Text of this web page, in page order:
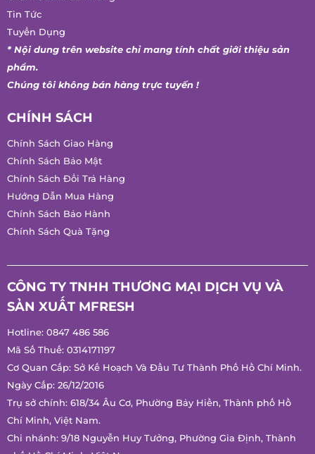
Tin Tức
Tuyển Dụng
* Nội dung trên website chỉ mang tính chất giới thiệu sản
phẩm.
Chúng tôi không bán hàng trực tuyến !
CHÍNH SÁCH
Chính Sách Giao Hàng
Chính Sách Bảo Mật
Chính Sách Đổi Trả Hàng
Hướng Dẫn Mua Hàng
Chính Sách Bảo Hành
Chính Sách Quà Tặng
CÔNG TY TNHH THƯƠNG MẠI DỊCH VỤ VÀ
SẢN XUẤT MFRESH
Hotline: 0847 486 586
Mã Số Thuế: 0314171197
Cơ Quan Cấp: Sở Kế Hoạch Và Đầu Tư Thành Phố Hồ Chí
Minh.
Ngày Cấp: 26/12/2016
Trụ sở chính: 618/34 Âu Cơ, Phường Bảy Hiền, Thành phố Hồ
Chí Minh, Việt Nam.